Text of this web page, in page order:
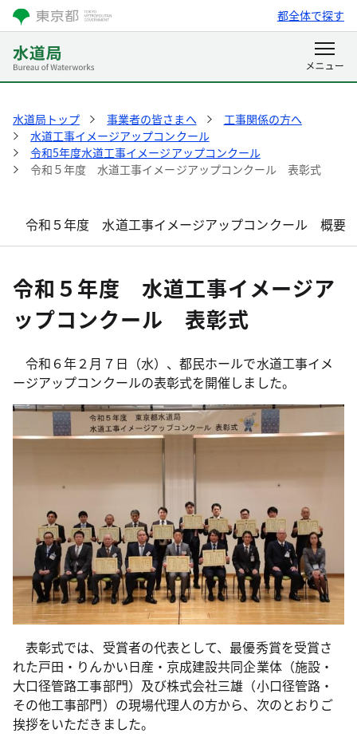
都全体で探す
水道局トップ 事業者の皆さまへ
工事関係の方へ
水道工事イメージアップコンクール
令和5年度水道工事イメージアップコンクール
令和５年度 水道工事イメージアップコンクール 表彰式
令和５年度 水道工事イメージアップコンクール 概要
令和５年度 水道工事イメージア
ップコンクール 表彰式
令和６年２月７日（水）、都民ホールで水道工事イメ
ージアップコンクールの表彰式を開催しました。
表彰式では、受賞者の代表として、最優秀賞を受賞さ
れた戸田・りんかい日産・京成建設共同企業体（施設・
大口径管路工事部門）及び株式会社三雄（小口径管路・
その他工事部門）の現場代理人の方から、次のとおりご
挨拶をいただきました。